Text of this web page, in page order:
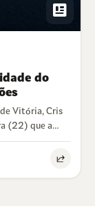
newsmode
do
Vitória, Cris
(22) que a